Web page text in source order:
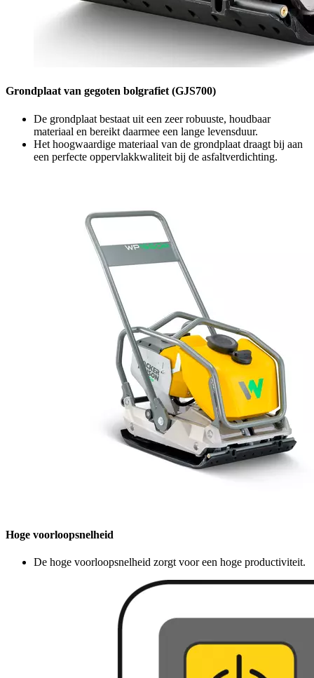
Grondplaat van gegoten bolgrafiet (GJS700)
De grondplaat bestaat uit een zeer robuuste, houdbaar
materiaal en bereikt daarmee een lange levensduur.
Het hoogwaardige materiaal van de grondplaat draagt bij aan
een perfecte oppervlakkwaliteit bij de asfaltverdichting.
Hoge voorloopsnelheid
De hoge voorloopsnelheid zorgt voor een hoge productiviteit.